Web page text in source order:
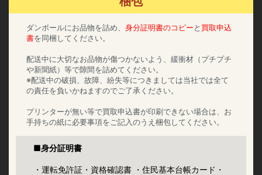
ダンボールにお品物を詰め、 身分証明書のコピーと 買取申込
書を同梱してください。
配送中に大切なお品物が傷つかないよう、緩衝材（プチプチ
や新聞紙）等で隙間を詰めてください。
※配送中の破損、故障、紛失等につきましては当社では全て
の責任を負いかねますのでご了承ください。
プリンターが無い等で買取申込書が印刷できない場合は、お
手持ちの紙に必要事項をご記入のうえ梱包してください。
■身分証明書
・運転免許証・資格確認書 ・住民基本台帳カード・